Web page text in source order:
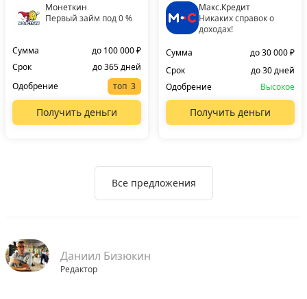
Монеткин
Первый займ под 0 %
Сумма
до 100 000 ₽
Срок
до 365 дней
Одобрение
топ
Получить деньги
Макс.Кредит
Никаких справок о
доходах!
Сумма
до 30 000 ₽
Срок
до 30 дней
Одобрение
Высокое
Получить деньги
Все предложения
Даниил Бизюкин
Редактор